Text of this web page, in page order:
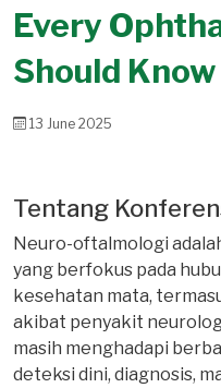
Every
Should Know
13 June 2025
Tentang
Neuro-oftalmologi
yang berfokus pada
kesehatan mata,
akibat penyakit
masih menghadapi
deteksi dini, diagnosis,